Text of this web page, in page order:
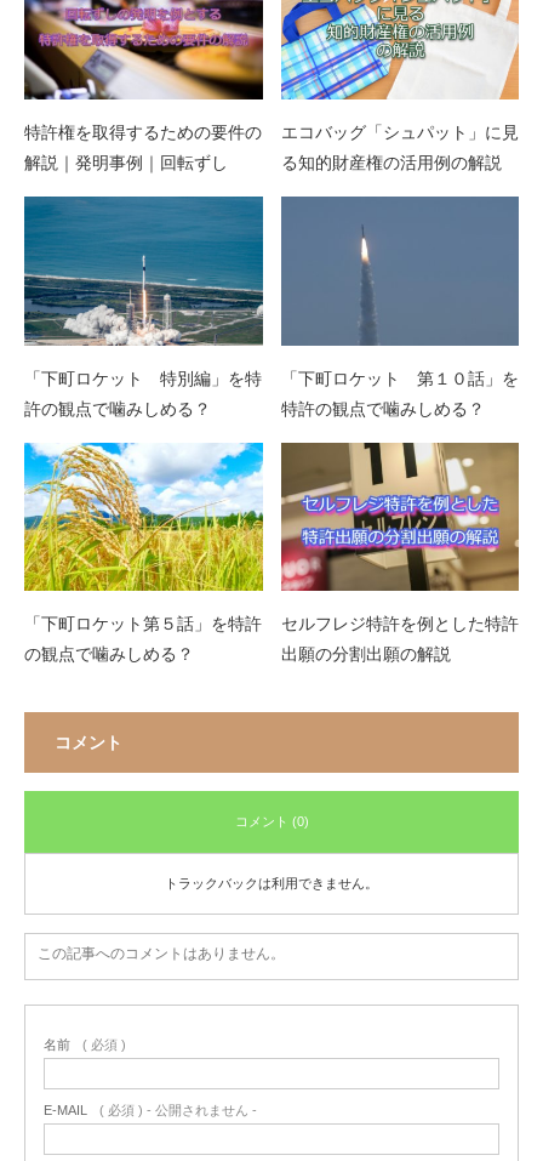
特許権を取得するための要件の
解説｜発明事例｜回転ずし
エコバッグ「シュパット」に見
る知的財産権の活用例の解説
「下町ロケット 特別編」を特
許の観点で噛みしめる？
「下町ロケット 第１０話」を
特許の観点で噛みしめる？
「下町ロケット第５話」を特許
の観点で噛みしめる？
セルフレジ特許を例とした特許
出願の分割出願の解説
コメント
コメント (0)
トラックバックは利用できません。
この記事へのコメントはありません。
名前 ( 必須 )
E-MAIL ( 必須 ) - 公開されません -